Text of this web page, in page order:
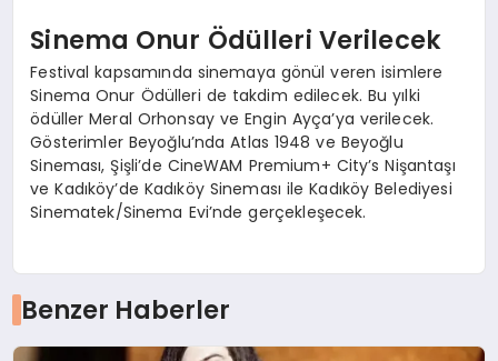
Sinema Onur Ödülleri Verilecek
Festival kapsamında sinemaya gönül veren isimlere
Sinema Onur Ödülleri de takdim edilecek. Bu yılki
ödüller Meral Orhonsay ve Engin Ayça’ya verilecek.
Gösterimler Beyoğlu’nda Atlas 1948 ve Beyoğlu
Sineması, Şişli’de CineWAM Premium+ City’s Nişantaşı
ve Kadıköy’de Kadıköy Sineması ile Kadıköy Belediyesi
Sinematek/Sinema Evi’nde gerçekleşecek.
Benzer Haberler